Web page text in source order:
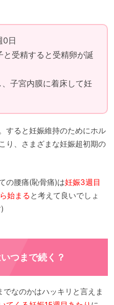
0日
と受精すると受精卵が誕
、子宮内膜に着床して妊
すると妊娠維持のためにホル
り、さまざまな妊娠超初期の
の腰痛(恥骨痛)は妊娠3週目
始まる と考えて良いでしょ
つまで続く？
なのかはハッキリと言えま